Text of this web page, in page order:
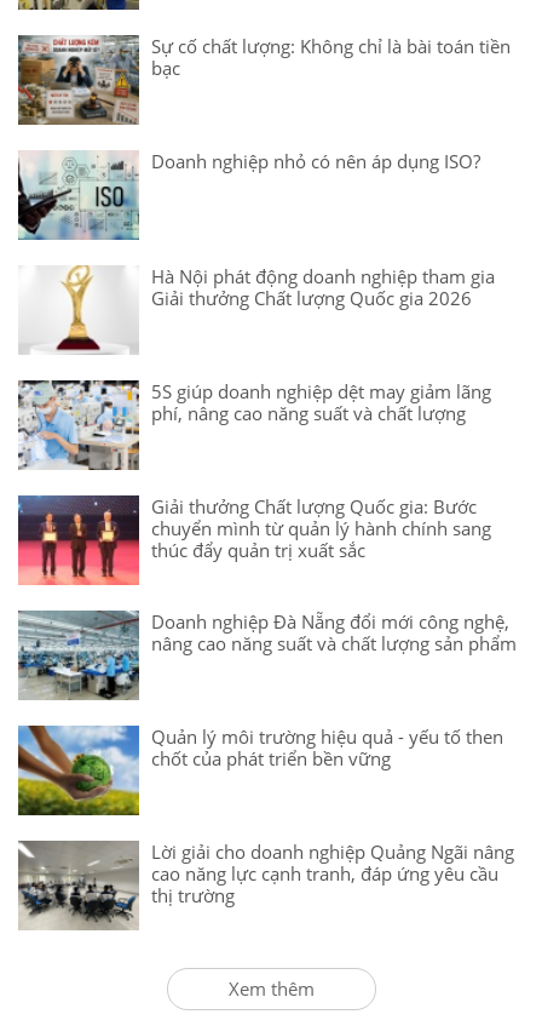
Sự cố chất lượng: Không chỉ là bài toán tiền
bạc
Doanh nghiệp nhỏ có nên áp dụng ISO?
Hà Nội phát động doanh nghiệp tham gia
Giải thưởng Chất lượng Quốc gia 2026
5S giúp doanh nghiệp dệt may giảm lãng
phí, nâng cao năng suất và chất lượng
Giải thưởng Chất lượng Quốc gia: Bước
chuyển mình từ quản lý hành chính sang
thúc đẩy quản trị xuất sắc
Doanh nghiệp Đà Nẵng đổi mới công nghệ,
nâng cao năng suất và chất lượng sản phẩm
Quản lý môi trường hiệu quả - yếu tố then
chốt của phát triển bền vững
Lời giải cho doanh nghiệp Quảng Ngãi nâng
cao năng lực cạnh tranh, đáp ứng yêu cầu
thị trường
Xem thêm